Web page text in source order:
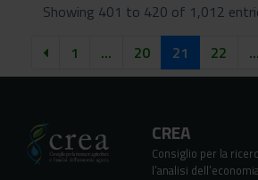
Showing 401 to 420 of 1,012
1
... 20 21 22 ...
CREA
Consiglio per la
l’analisi